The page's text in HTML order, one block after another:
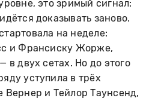
это зримый сигнал:
доказывать заново.
на неделе:
и Франсиску Жорже,
в двух сетах. Но до этого
уступила в трёх
Вернер и Тейлор Таунсенд,